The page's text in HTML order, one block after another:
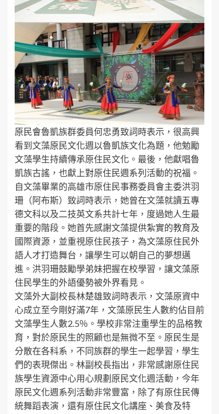
原民會魯凱族群委員何忠勇致詞時表示，很高興
看到文藻原民文化週以魯凱族文化為題，他勉勵
文藻學生持續傳承原住民文化。最後，他獻唱魯
凱族古謠，也獻上對原住民週系列活動的祝福。
自文藻畢業的高雄市原住民事務委員會主委洪羽
珊（阿布斯）致詞時表示，她曾在文藻就讀五專
德文科以及二技英文系共計七年，度過她人生最
重要的階段。她首先感謝文藻提供紮實的教育及
國際資源，並重視原住民孩子，為文藻原住民外
語人才打造舞台，讓學生可以朝自己的夢想邁
進。洪羽珊鼓勵學弟妹把握在校學習，讓文藻原
住民學生的外語優勢被外界看見。
文藻外大副校長林楚雄致詞時表示，文藻原資中
心成立至今剛好滿7年，文藻原民生人數約佔目前
文藻學生人數2.5％。學校非常注重學生的品格教
育，對於原民生的照顧也是無微不至。原民生是
分散在各科系，不同族群的學生一起學習，學生
們的表現傑出。林副校長指出，非常感謝原住民
族學生資源中心用心規劃原民文化週活動，今年
原民文化週系列活動非常豐富，除了有原住民傳
統舞蹈表演，還有原住民文化講座、美食及特